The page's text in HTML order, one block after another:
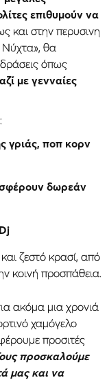
επιθυμούν να
και στην περυσινη
Νύχτα», θα
όπως
με γενναίες
γριάς, ποπ κορν
δωρεάν
ζεστό κρασί, από
κοινή προσπάθεια.
ακόμα μια χρονιά
χαμόγελο
προσιτές
προσκαλούμε
μας και να